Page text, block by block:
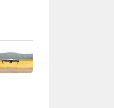
drony si samy hledají